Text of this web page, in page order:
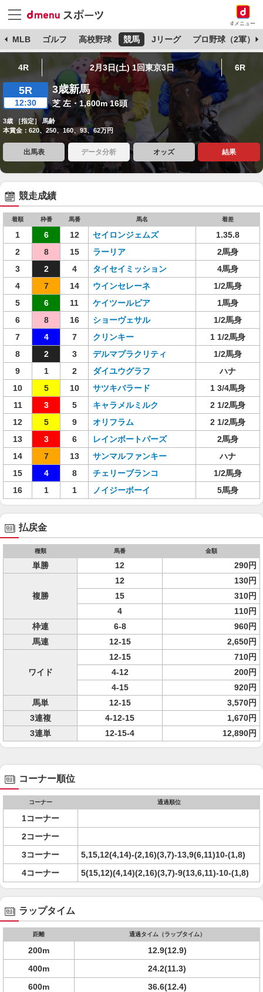
dメニュー
MLB ゴルフ 高校野球 競馬 Jリーグ プロ野球（2軍）
4R 2月3日(土) 1回東京3日 6R
5R
12:30
3歳新馬
芝 左・1,600m 16頭
3歳 ［指定］ 馬齢
本賞金：620、250、160、93、62万円
出馬表 データ分析 オッズ 結果
競走成績
着順 枠番 馬番 馬名 着差
1 6 12 セイロンジェムズ
1.35.8
2
8 15 ラーリア
2馬身
3
2 4 タイセイミッション
4馬身
4
7 14 ウインセレーネ
1/2馬身
5
6 11 ケイツールピア
1馬身
6
8 16 ショーヴェサル
1/2馬身
7
4 7 クリンキー
1 1/2馬身
8
2 3 デルマプラクリティ
1/2馬身
9
1 2 ダイユウグラフ
ハナ
10
5 10 サツキバラード
1 3/4馬身
11
3 5 キャラメルミルク
2 1/2馬身
12
5 9 オリフラム
2 1/2馬身
13
3 6 レインボートパーズ
2馬身
14
7 13 サンマルファンキー
ハナ
15
4 8 チェリーブランコ
1/2馬身
16
1 1 ノイジーボーイ 5馬身
払戻金
種類 馬番 金額
単勝 12 290円
複勝
12
130円
15
310円
4
110円
枠連
6-8
960円
馬連
12-15 2,650円
ワイド
12-15
710円
4-12
200円
4-15
920円
馬単
12-15
3,570円
3連複
4-12-15
1,670円
3連単
12-15-4 12,890円
コーナー順位
コーナー 通過順位
1コーナー
2コーナー
3コーナー
5,15,12(4,14)-(2,16)(3,7)-13,9(6,11)10-(1,8)
4コーナー
5(15,12)(4,14)(2,16)(3,7)-9(13,6,11)-10-(1,8)
ラップタイム
距離 通過タイム（ラップタイム）
200m
12.9(12.9)
400m
24.2(11.3)
600m
36.6(12.4)